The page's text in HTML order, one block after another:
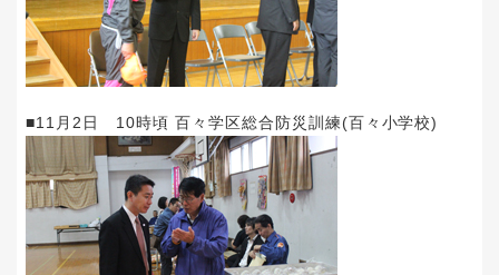
■11月2日 10時頃 百々学区総合防災訓練(百々小学校)